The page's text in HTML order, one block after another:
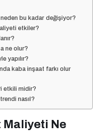
bu kadar değişiyor?
etkiler?
ne olur?
yapılır?
kaba inşaat farkı olur
etkili midir?
nasıl?
Maliyeti Ne